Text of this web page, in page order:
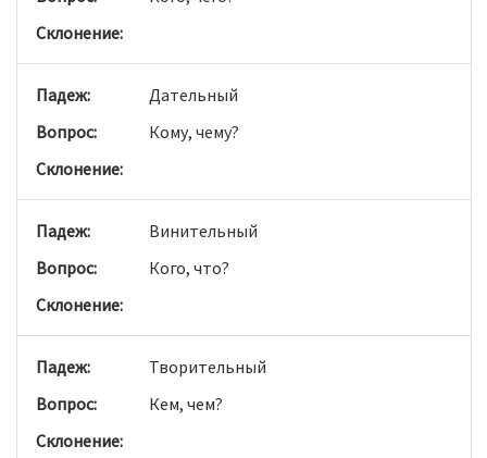
Дательный
Кому, чему?
Винительный
Кого, что?
Творительный
Кем, чем?